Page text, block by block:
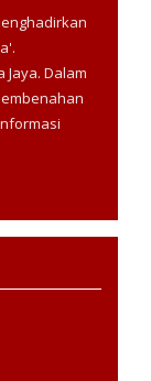
Jaya. Dalam